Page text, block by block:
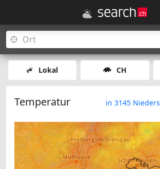
Lokal CH
Temperatur in 3145